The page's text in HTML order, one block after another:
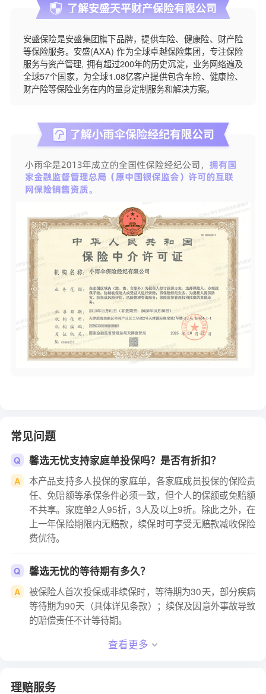
了解安盛天平财产保险有限公司
安盛保险是安盛集团旗下品牌，提供车险、健康险、财产险
等保险服务。安盛(AXA) 作为全球卓越保险集团，专注保险
服务与资产管理, 拥有超过200年的历史沉淀，业务网络遍及
全球57个国家，为全球1.08亿客户提供包含车险、健康险、
财产险等保险业务在内的量身定制服务和解决方案。
常见问题
Q 馨选无忧支持家庭单投保吗？是否有折扣？
A
本产品支持多人投保的家庭单，各家庭成员投保的保险责
任、免赔额等承保条件必须一致，但个人的保额或免赔额
不共享。家庭单2人95折，3人及以上9折。除此之外，在
上一年保险期限内无赔款，续保时可享受无赔款减收保险
费优待。
Q 馨选无忧的等待期有多久？
A
被保险人首次投保或非续保时，等待期为30天，部分疾病
等待期为90天（具体详见条款）；续保及因意外事故导致
的赔偿责任不计等待期。
查看更多
理赔服务